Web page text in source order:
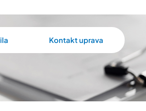
Kontakt uprava